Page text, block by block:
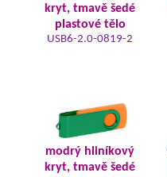
kryt, tmavě šedé
plastové tělo
USB6-2.0-0819-2
modrý hliníkový
kryt, tmavě šedé